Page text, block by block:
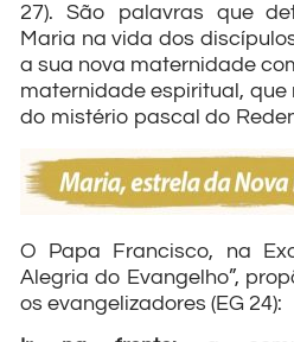
27). São palavras que
Maria na vida dos
a sua nova maternidade
maternidade espiritual,
do mistério pascal do
O Papa Francisco, na
Alegria do Evangelho”,
os evangelizadores (EG 24):